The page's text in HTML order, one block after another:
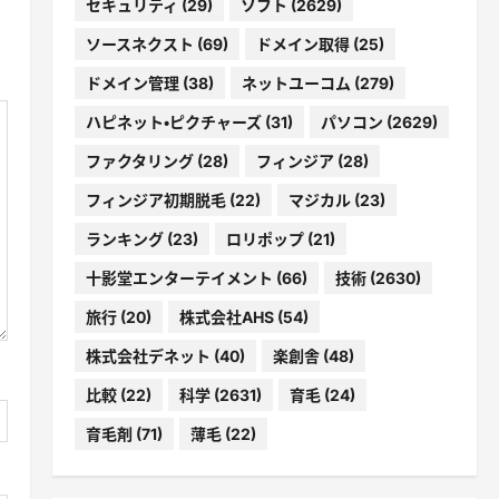
セキュリティ (29) ソフト (2629)
ソースネクスト (69) ドメイン取得(25)
ドメイン管理(38) ネットユーコム (279)
ハピネット・ピクチャーズ(31) パソコン (2629)
ファクタリング(28) フィンジア(28)
フィンジア初期脱毛(22) マジカル(23)
ランキング(23) ロリポップ(21)
十影堂エンターテイメント (66) 技術(2630)
旅行(20) 株式会社AHS(54)
株式会社デネット (40) 楽創舎(48)
比較(22) 科学(2631) 育毛(24)
育毛剤 (71) 薄毛(22)